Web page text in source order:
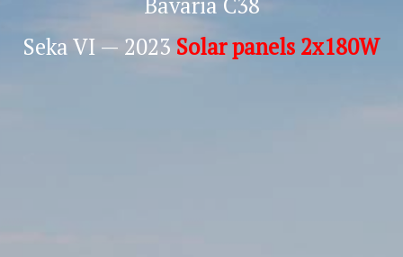
Seka VI — 2023 Solar panels 2x180W